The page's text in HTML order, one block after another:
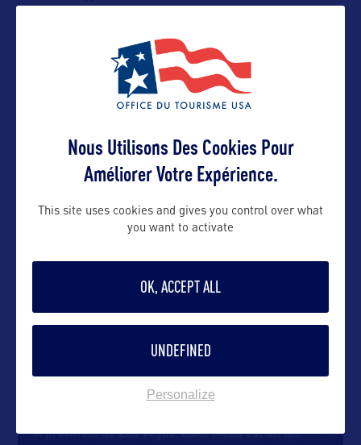
VOIR LE SITE
DANS LA MÊME CATEGORIE
A proximité de Las Vegas, Lake Mead est un lac
Nous Utilisons Des Cookies Pour
Améliorer Votre Expérience.
This site uses cookies and gives you control over what
you want to activate
OK, ACCEPT ALL
UNDEFINED
Personalize